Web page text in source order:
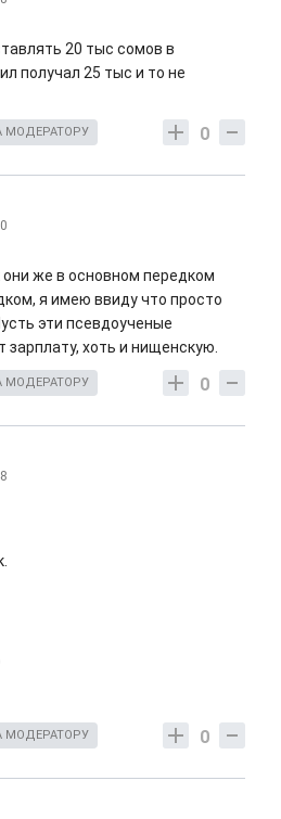
20 тыс сомов в
получал 25 тыс и то не
0
МОДЕРАТОРУ
они же в основном передком
я имею ввиду что просто
эти псевдоученые
хоть и нищенскую.
0
МОДЕРАТОРУ
0
МОДЕРАТОРУ